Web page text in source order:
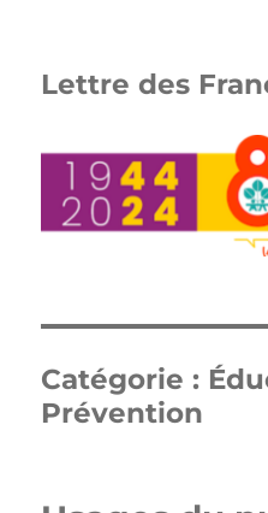
Lettre des
Catégorie :
Prévention